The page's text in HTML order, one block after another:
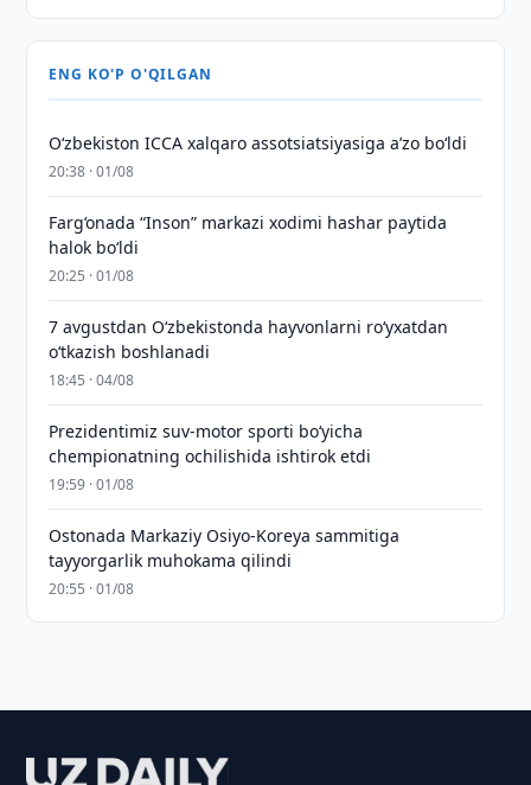
ENG KO'P O'QILGAN
O‘zbekiston ICCA xalqaro assotsiatsiyasiga aʼzo bo‘ldi
20:38 · 01/08
Farg‘onada “Inson” markazi xodimi hashar paytida
halok bo‘ldi
20:25 · 01/08
7 avgustdan O‘zbekistonda hayvonlarni ro‘yxatdan
o‘tkazish boshlanadi
18:45 · 04/08
Prezidentimiz suv-motor sporti bo‘yicha
chempionatning ochilishida ishtirok etdi
19:59 · 01/08
Ostonada Markaziy Osiyo-Koreya sammitiga
tayyorgarlik muhokama qilindi
20:55 · 01/08